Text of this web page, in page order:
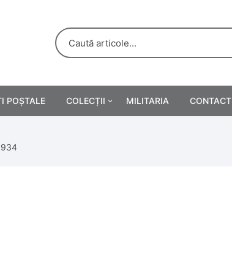
POȘTALE COLECȚII MILITARIA CONTACT